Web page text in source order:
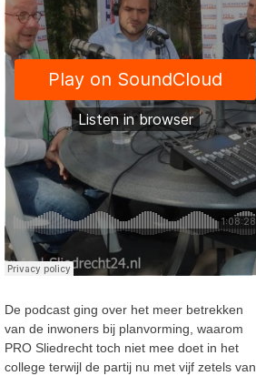
De podcast ging over het meer betrekken
van de inwoners bij planvorming, waarom
PRO Sliedrecht toch niet mee doet in het
college terwijl de partij nu met vijf zetels van